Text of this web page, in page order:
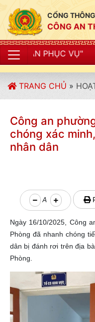
CỔNG
CÔNG AN
TRANG CHỦ »
Công an
chóng xác
nhân dân
A
Ngày 16/10/2025, Công
Phòng đã nhanh chóng
dân bị đánh rơi trên địa
Phòng.